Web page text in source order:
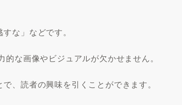
な」などです。
な画像やビジュアルが欠かせません。
、読者の興味を引くことができます。